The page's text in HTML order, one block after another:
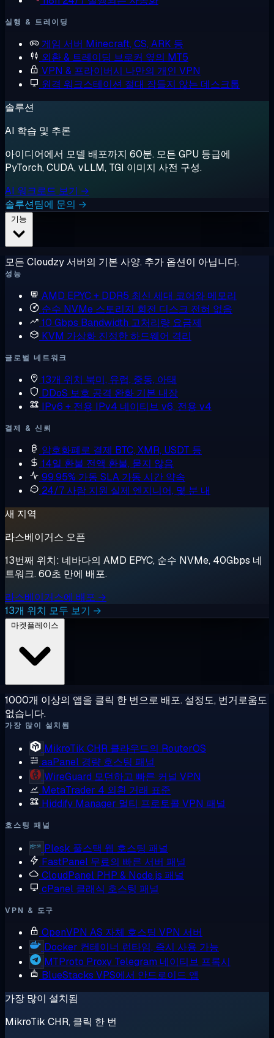
실행 & 트레이딩
게임 서버 Minecraft, CS, ARK 등
외환 & 트레이딩 브로커 옆의 MT5
VPN & 프라이버시 나만의 개인 VPN
원격 워크스테이션 절대 잠들지 않는 데스크톱
솔루션
AI 학습 및 추론
아이디어에서 모델 배포까지 60분. 모든 GPU 등급에
PyTorch, CUDA, vLLM, TGI 이미지 사전 구성.
AI 워크로드 보기 →
솔루션팀에 문의 →
모든 Cloudzy 서버의 기본 사양. 추가 옵션이 아닙니다.
성능
AMD EPYC + DDR5 최신 세대 코어와 메모리
순수 NVMe 스토리지 회전 디스크 전혀 없음
10 Gbps Bandwidth 고처리량 요금제
KVM 가상화 진정한 하드웨어 격리
글로벌 네트워크
13개 위치 북미, 유럽, 중동, 아태
DDoS 보호 공격 완화 기본 내장
IPv6 + 전용 IPv4 네이티브 v6, 전용 v4
결제 & 신뢰
암호화폐로 결제 BTC, XMR, USDT 등
14일 환불 전액 환불, 묻지 않음
99.95% 가동 SLA 가동 시간 약속
24/7 사람 지원 실제 엔지니어, 몇 분 내
새 지역
라스베이거스 오픈
13번째 위치: 네바다의 AMD EPYC, 순수 NVMe, 40Gbps 네
트워크. 60초 만에 배포.
라스베이거스에 배포 →
13개 위치 모두 보기 →
1000개 이상의 앱을 클릭 한 번으로 배포. 설정도, 번거로움도
없습니다.
가장 많이 설치됨
MikroTik CHR 클라우드의 RouterOS
aaPanel 경량 호스팅 패널
WireGuard 모던하고 빠른 커널 VPN
MetaTrader 4 외환 거래 표준
Hiddify Manager 멀티 프로토콜 VPN 패널
호스팅 패널
Plesk 풀스택 웹 호스팅 패널
FastPanel 무료의 빠른 서버 패널
CloudPanel PHP & Node.js 패널
cPanel 클래식 호스팅 패널
VPN & 도구
OpenVPN AS 자체 호스팅 VPN 서버
Docker 컨테이너 런타임, 즉시 사용 가능
MTProto Proxy Telegram 네이티브 프록시
BlueStacks VPS에서 안드로이드 앱
가장 많이 설치됨
MikroTik CHR, 클릭 한 번